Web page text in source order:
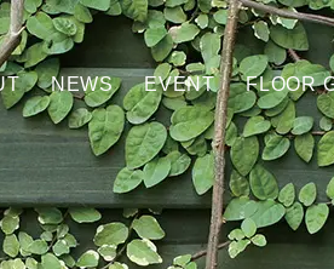
NEWS EVENT FLOOR